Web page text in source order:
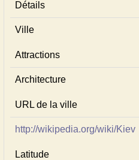
Détails
Ville
Attractions
Architecture
URL de la ville
http://wikipedia.org/wiki/Kiev
Latitude